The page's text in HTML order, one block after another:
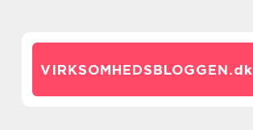
VIRKSOMHEDSBLOGGEN.dk